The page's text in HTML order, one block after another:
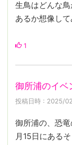
生鳥はどんな
あるか想像して
1
御所浦のイ
投稿日時 : 2025/
御所浦の、恐
月15日にあるそ